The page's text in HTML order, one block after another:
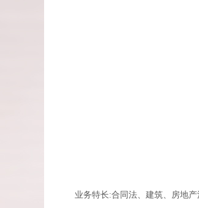
业务特长:合同法、建筑、房地